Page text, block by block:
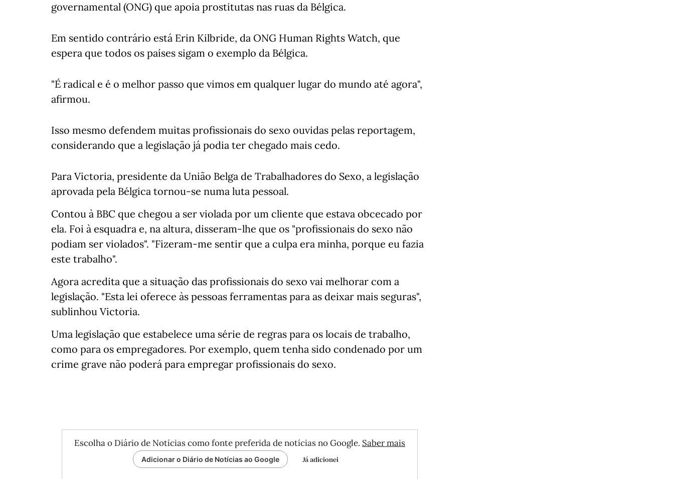
governamental (ONG) que apoia prostitutas nas ruas da Bélgica.
Em sentido contrário está Erin Kilbride, da ONG Human Rights Watch, que
espera que todos os países sigam o exemplo da Bélgica.
"É radical e é o melhor passo que vimos em qualquer lugar do mundo até agora",
afirmou.
Isso mesmo defendem muitas profissionais do sexo ouvidas pelas reportagem,
considerando que a legislação já podia ter chegado mais cedo.
Para Victoria, presidente da União Belga de Trabalhadores do Sexo, a legislação
aprovada pela Bélgica tornou-se numa luta pessoal.
Contou à BBC que chegou a ser violada por um cliente que estava obcecado por
ela. Foi à esquadra e, na altura, disseram-lhe que os "profissionais do sexo não
podiam ser violados". "Fizeram-me sentir que a culpa era minha, porque eu fazia
este trabalho".
Agora acredita que a situação das profissionais do sexo vai melhorar com a
legislação. "Esta lei oferece às pessoas ferramentas para as deixar mais seguras",
sublinhou Victoria.
Uma legislação que estabelece uma série de regras para os locais de trabalho,
como para os empregadores. Por exemplo, quem tenha sido condenado por um
crime grave não poderá para empregar profissionais do sexo.
Escolha o Diário de Notícias como fonte preferida de notícias no Google. Saber mais
Adicionar o Diário de Notícias ao Google Já adicionei